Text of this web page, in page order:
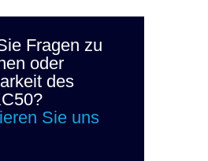
Fragen zu
oder
des
Sie uns